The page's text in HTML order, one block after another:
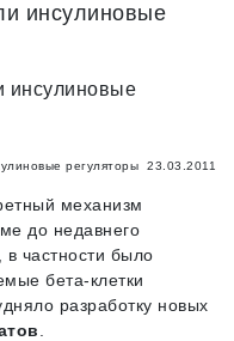
инсулиновые
регуляторы 23.03.2011
механизм
до недавнего
частности было
бета-клетки
разработку новых